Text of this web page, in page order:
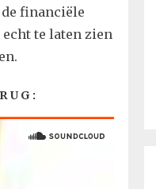
financiële
te laten zien